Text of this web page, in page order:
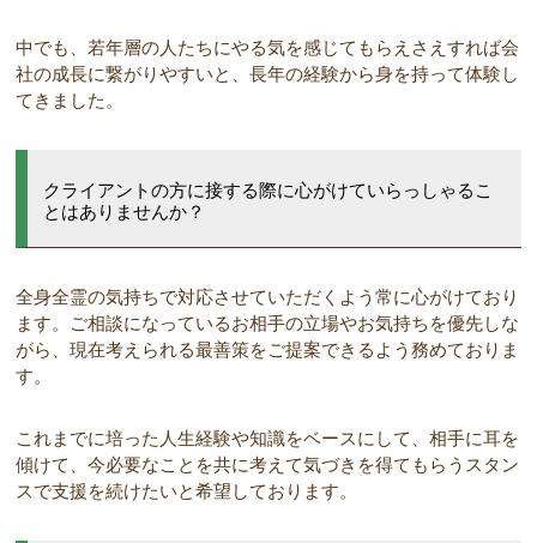
中でも、若年層の人たちにやる気を感じてもらえさえすれば会
社の成長に繋がりやすいと、長年の経験から身を持って体験し
てきました。
クライアントの方に接する際に心がけていらっしゃるこ
とはありませんか？
全身全霊の気持ちで対応させていただくよう常に心がけており
ます。ご相談になっているお相手の立場やお気持ちを優先しな
がら、現在考えられる最善策をご提案できるよう務めておりま
す。
これまでに培った人生経験や知識をベースにして、相手に耳を
傾けて、今必要なことを共に考えて気づきを得てもらうスタン
スで支援を続けたいと希望しております。